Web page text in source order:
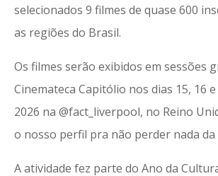
selecionados 9 filmes de quase 600
as regiões do Brasil.
Os filmes serão exibidos em sessões
Cinemateca Capitólio nos dias 15, 16
2026 na @fact_liverpool, no Reino
o nosso perfil pra não perder nada
A atividade fez parte do Ano da